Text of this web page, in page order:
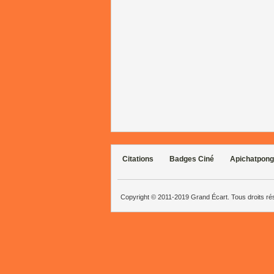
Citations Badges Ciné Apichatpong
Copyright © 2011-2019 Grand Écart. Tous droits